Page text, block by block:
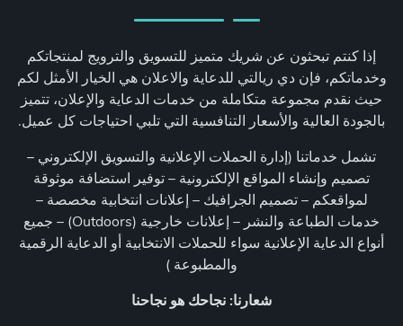
إذا كنتم تبحثون عن شريك متميز للتسويق والترويج لمنتجاتكم
وخدماتكم، فإن دي ريالتي للدعاية والاعلان هي الخيار الأمثل لكم
حيث نقدم مجموعة متكاملة من خدمات الدعاية والإعلان، تتميز
بالجودة العالية والأسعار التنافسية التي تلبي احتياجات كل عميل.
تشمل خدماتنا (إدارة الحملات الإعلانية والتسويق الإلكتروني –
تصميم وإنشاء المواقع الإلكترونية – توفير استضافة موثوقة
لمواقعكم – تصميم الجرافيك – إعلانات انتخابية مخصصة –
خدمات الطباعة والنشر – إعلانات خارجية (Outdoors) – جميع
أنواع الدعاية الإعلانية سواء للحملات الانتخابية أو الدعاية الرقمية
والمطبوعة )
شعارنا: نجاحك هو نجاحنا